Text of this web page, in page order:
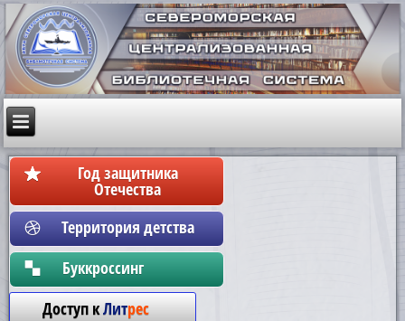
Год защитника
Отечества
Территория детства
Бyккpoccинг
Доступ кЛитрес